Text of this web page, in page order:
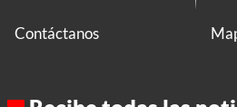
Contáctanos